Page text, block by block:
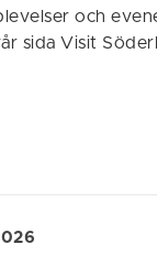
och
sida Visit